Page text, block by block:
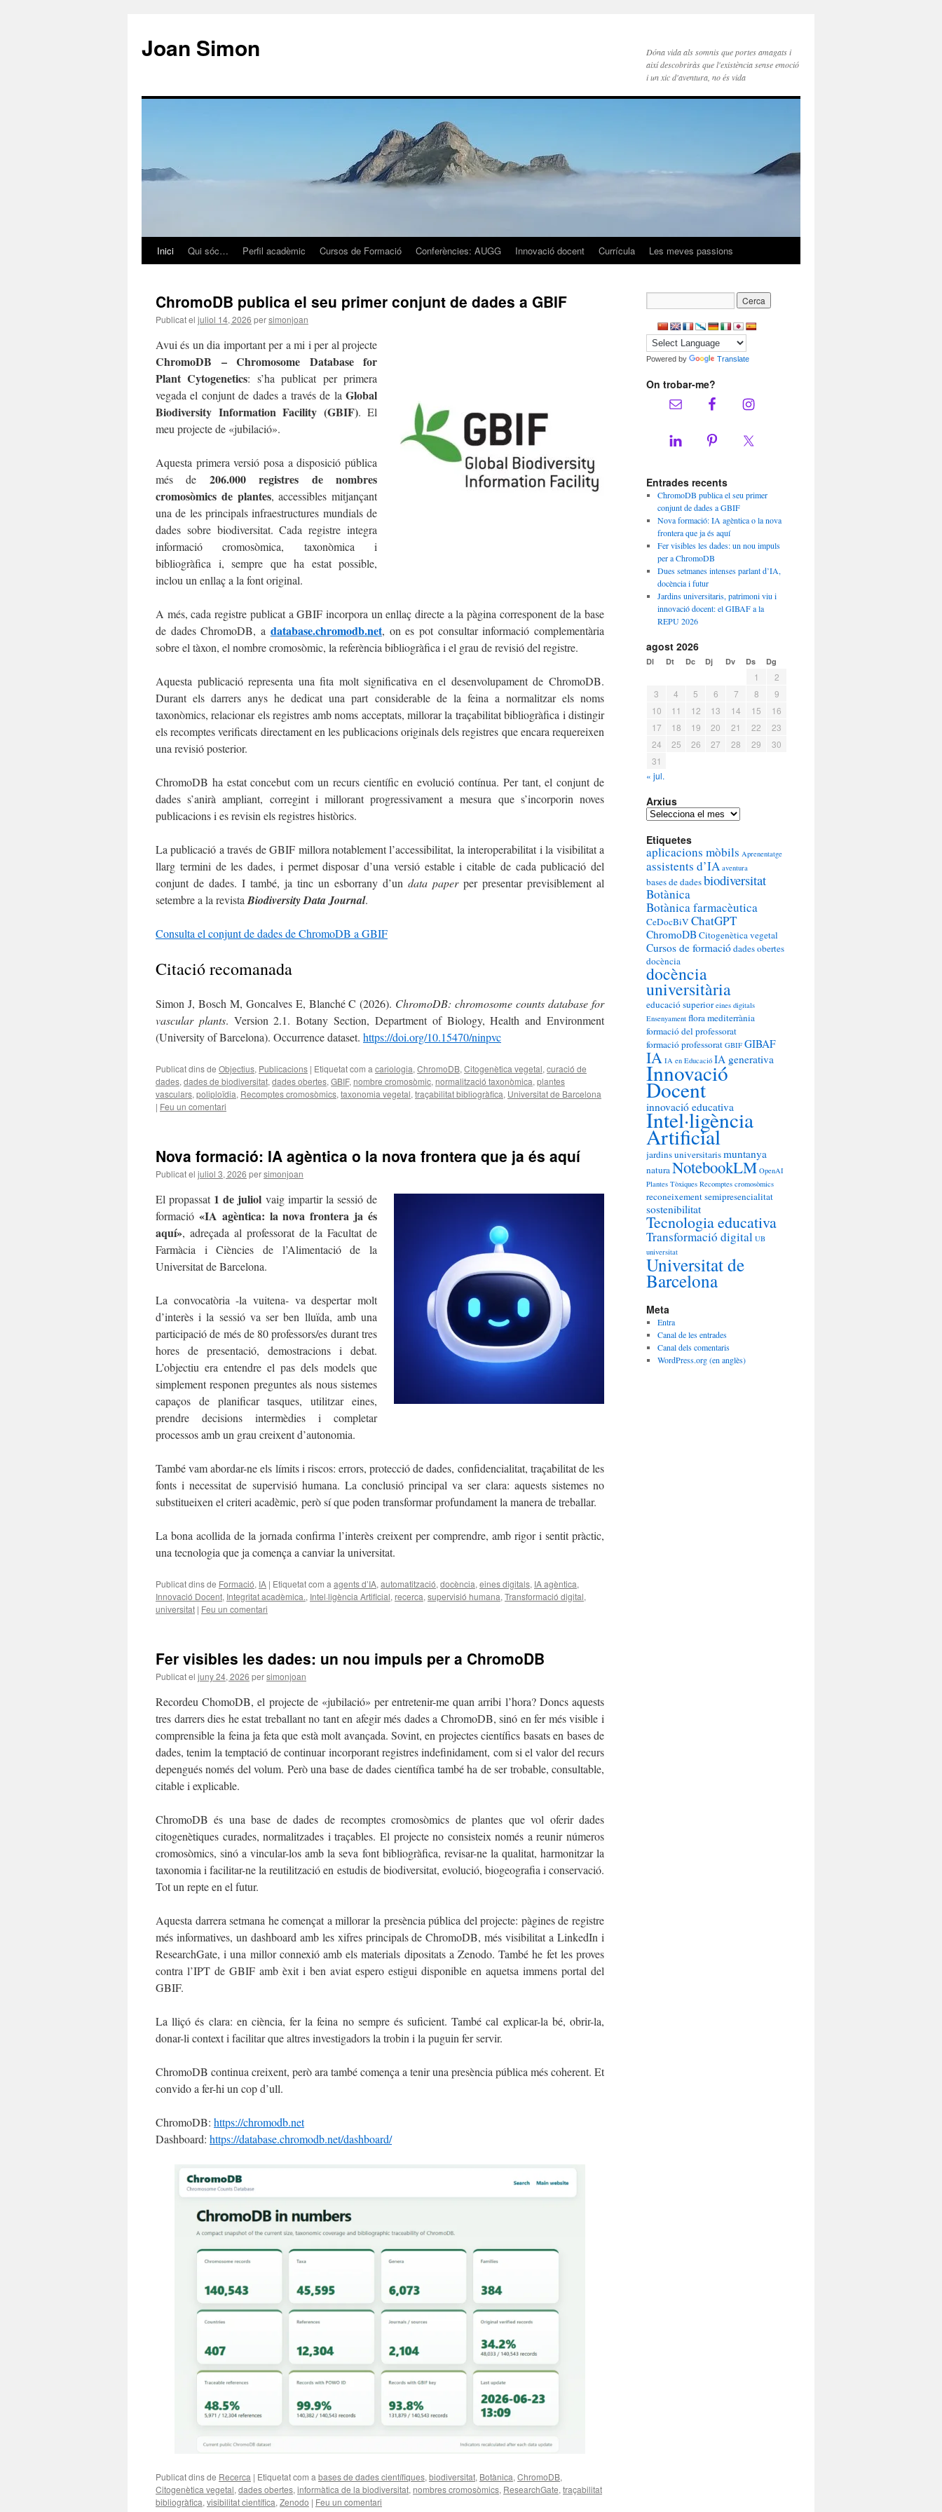
contingut
Joan Simon
Dóna vida als somnis que portes amagats i
així descobriràs que l'existència sense emoció
i un xic d'aventura, no és vida
Inici Qui sóc… Perfil acadèmic Cursos de Formació Conferències: AUGG Innovació docent Currícula Les meves passions
ChromoDB publica el seu primer conjunt de dades a GBIF
Publicat el juliol 14, 2026 persimonjoan
Avui és un dia important per a mi i per al projecte
ChromoDB – Chromosome Database for
Plant Cytogenetics: s’ha publicat per primera
vegada el conjunt de dades a través de la Global
Biodiversity Information Facility (GBIF). El
meu projecte de «jubilació».
Aquesta primera versió posa a disposició pública
més de 206.000 registres de nombres
cromosòmics de plantes, accessibles mitjançant
una de les principals infraestructures mundials de
dades sobre biodiversitat. Cada registre integra
informació cromosòmica, taxonòmica i
bibliogràfica i, sempre que ha estat possible,
inclou un enllaç a la font original.
A més, cada registre publicat a GBIF incorpora un enllaç directe a la pàgina corresponent de la base
de dades ChromoDB, a database.chromodb.net, on es pot consultar informació complementària
sobre el tàxon, el nombre cromosòmic, la referència bibliogràfica i el grau de revisió del registre.
Aquesta publicació representa una fita molt significativa en el desenvolupament de ChromoDB.
Durant els darrers anys he dedicat una part considerable de la feina a normalitzar els noms
taxonòmics, relacionar els registres amb noms acceptats, millorar la traçabilitat bibliogràfica i distingir
els recomptes verificats directament en les publicacions originals dels registres que encara requereixen
una revisió posterior.
ChromoDB ha estat concebut com un recurs científic en evolució contínua. Per tant, el conjunt de
dades s’anirà ampliant, corregint i millorant progressivament a mesura que s’incorporin noves
publicacions i es revisin els registres històrics.
La publicació a través de GBIF millora notablement l’accessibilitat, la interoperabilitat i la visibilitat a
llarg termini de les dades, i permet disposar d’una versió estable i citable de cada publicació del
conjunt de dades. I també, ja tinc un esborrany d’un data paperper presentar previsiblement al
setembre a la revista Biodiversity Data Journal.
Consulta el conjunt de dades de ChromoDB a GBIF
Citació recomanada
Simon J, Bosch M, Goncalves E, Blanché C (2026). ChromoDB: chromosome counts database for
vascular plants. Version 2.1. Botany Section, Department of Biology, Health and Environment
(University of Barcelona). Occurrence dataset. https://doi.org/10.15470/ninpvc
Publicat dins de Objectius, Publicacions | Etiquetat com a cariologia, ChromoDB, Citogenètica vegetal, curació de
dades, dades de biodiversitat, dades obertes, GBIF, nombre cromosòmic, normalització taxonòmica, plantes
vasculars, poliploïdia, Recomptes cromosòmics, taxonomia vegetal, traçabilitat bibliogràfica, Universitat de Barcelona
| Feu un comentari
Nova formació: IA agèntica o la nova frontera que ja és aquí
Publicat el juliol 3, 2026 persimonjoan
El propassat 1 de juliol vaig impartir la sessió de
formació «IA agèntica: la nova frontera ja és
aquí», adreçada al professorat de la Facultat de
Farmàcia i Ciències de l’Alimentació de la
Universitat de Barcelona.
La convocatòria -la vuitena- va despertar molt
d’interès i la sessió va ser ben lluïda, amb una
participació de més de 80 professors/es durant tres
hores de presentació, demostracions i debat.
L’objectiu era entendre el pas dels models que
simplement responen preguntes als nous sistemes
capaços de planificar tasques, utilitzar eines,
prendre decisions intermèdies i completar
processos amb un grau creixent d’autonomia.
També vam abordar-ne els límits i riscos: errors, protecció de dades, confidencialitat, traçabilitat de les
fonts i necessitat de supervisió humana. La conclusió principal va ser clara: aquests sistemes no
substitueixen el criteri acadèmic, però sí que poden transformar profundament la manera de treballar.
La bona acollida de la jornada confirma l’interès creixent per comprendre, amb rigor i sentit pràctic,
una tecnologia que ja comença a canviar la universitat.
Publicat dins de Formació, IA | Etiquetat com a agents d’IA, automatització, docència, eines digitals, IA agèntica,
Innovació Docent, Integritat acadèmica., Intel·ligència Artificial, recerca, supervisió humana, Transformació digital,
universitat | Feu un comentari
Fer visibles les dades: un nou impuls per a ChromoDB
Publicat el juny 24, 2026 persimonjoan
Recordeu ChomoDB, el projecte de «jubilació» per entretenir-me quan arribi l’hora? Doncs aquests
tres darrers dies he estat treballant no tant en afegir més dades a ChromoDB, sinó en fer més visible i
comprensible la feina ja feta que està molt avançada. Sovint, en projectes científics basats en bases de
dades, tenim la temptació de continuar incorporant registres indefinidament, com si el valor del recurs
depengués només del volum. Però una base de dades científica també ha de ser trobable, consultable,
citable i explicable.
ChromoDB és una base de dades de recomptes cromosòmics de plantes que vol oferir dades
citogenètiques curades, normalitzades i traçables. El projecte no consisteix només a reunir números
cromosòmics, sinó a vincular-los amb la seva font bibliogràfica, revisar-ne la qualitat, harmonitzar la
taxonomia i facilitar-ne la reutilització en estudis de biodiversitat, evolució, biogeografia i conservació.
Tot un repte en el futur.
Aquesta darrera setmana he començat a millorar la presència pública del projecte: pàgines de registre
més informatives, un dashboard amb les xifres principals de ChromoDB, més visibilitat a LinkedIn i
ResearchGate, i una millor connexió amb els materials dipositats a Zenodo. També he fet les proves
contra l’IPT de GBIF amb èxit i ben aviat espero estigui disponible en aquetsa immens portal del
GBIF.
La lliçó és clara: en ciència, fer la feina no sempre és suficient. També cal explicar-la bé, obrir-la,
donar-li context i facilitar que altres investigadors la trobin i la puguin fer servir.
ChromoDB continua creixent, però ara també comença a tenir una presència pública més coherent. Et
convido a fer-hi un cop d’ull.
ChromoDB: https://chromodb.net
Dashboard: https://database.chromodb.net/dashboard/
Publicat dins de Recerca | Etiquetat com a bases de dades científiques, biodiversitat, Botànica, ChromoDB,
Citogenètica vegetal, dades obertes, informàtica de la biodiversitat, nombres cromosòmics, ResearchGate, traçabilitat
bibliogràfica, visibilitat científica, Zenodo | Feu un comentari
Powered by Translate
On trobar-me?
Entrades recents
ChromoDB publica el seu primer
conjunt de dades a GBIF
Nova formació: IA agèntica o la nova
frontera que ja és aquí
Fer visibles les dades: un nou impuls
per a ChromoDB
Dues setmanes intenses parlant d’IA,
docència i futur
Jardins universitaris, patrimoni viu i
innovació docent: el GIBAF a la
REPU 2026
agost 2026
Dl Dt Dc Dj Dv Ds Dg
1
2
3
4 5 6 7 8
9
10
11 12 13 14 15
16
17
18 19 20 21 22
23
24
25 26 27 28 29
30
31
« jul.
Arxius
Arxius
Etiquetes
aplicacions mòbils Aprenentatge
assistents d’IA aventura
bases de dadesbiodiversitat
Botànica
Botànica farmacèutica
CeDocBiV ChatGPT
ChromoDBCitogenètica vegetal
Cursos de formaciódades obertes
docència
docència
universitària
educació superior eines digitals
Ensenyament flora mediterrània
formació del professorat
formació professorat GBIF GIBAF
IA IA en Educació IA generativa
Innovació
Docent
innovació educativa
Intel·ligència
Artificial
jardins universitarismuntanya
naturaNotebookLM OpenAI
Plantes Tòxiques Recomptes cromosòmics
reconeixementsemipresencialitat
sostenibilitat
Tecnologia educativa
Transformació digital UB
universitat
Universitat de
Barcelona
Meta
Entra
Canal de les entrades
Canal dels comentaris
WordPress.org (en anglès)